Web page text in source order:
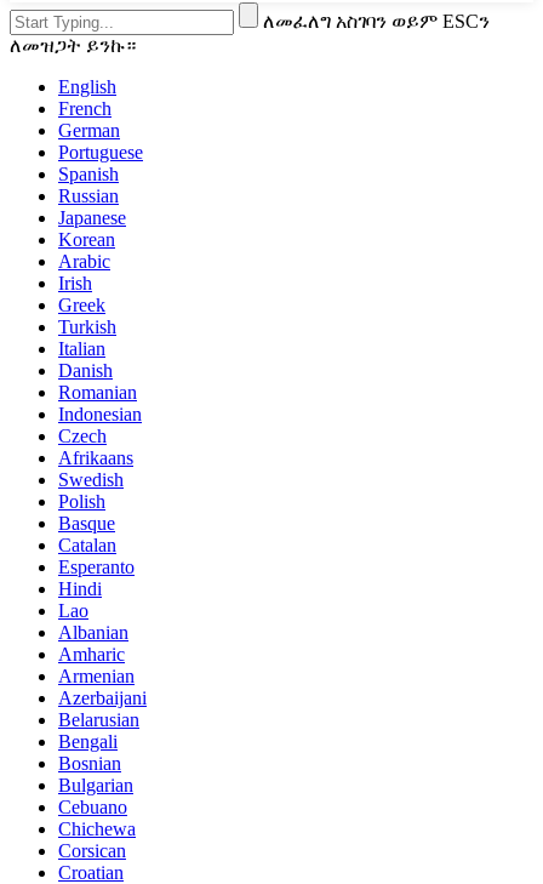
ለመፈለግ አስገባን ወይም ESCን
ለመዝጋት ይንኩ።
English
French
German
Portuguese
Spanish
Russian
Japanese
Korean
Arabic
Irish
Greek
Turkish
Italian
Danish
Romanian
Indonesian
Czech
Afrikaans
Swedish
Polish
Basque
Catalan
Esperanto
Hindi
Lao
Albanian
Amharic
Armenian
Azerbaijani
Belarusian
Bengali
Bosnian
Bulgarian
Cebuano
Chichewa
Corsican
Croatian